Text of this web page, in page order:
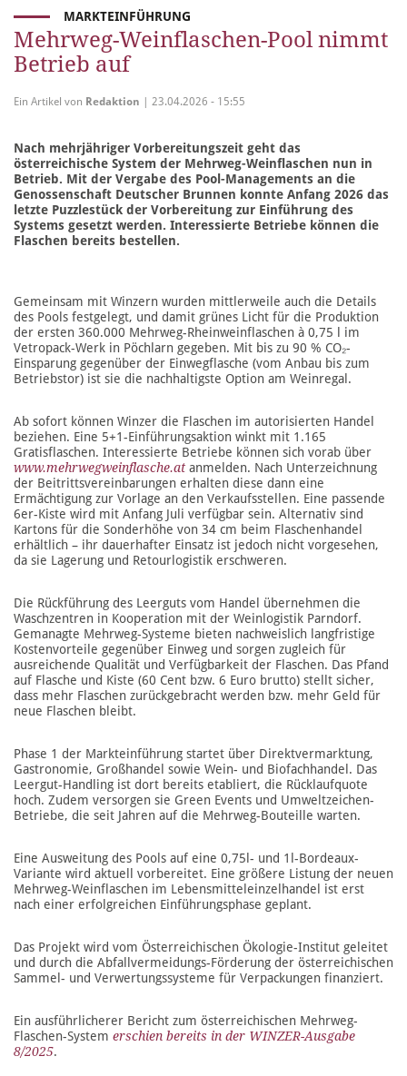
MARKTEINFÜHRUNG
Mehrweg-Weinflaschen-Pool nimmt
Betrieb auf
Ein Artikel von Redaktion | 23.04.2026 - 15:55
Nach mehrjähriger Vorbereitungszeit geht das
österreichische System der Mehrweg-Weinflaschen nun in
Betrieb. Mit der Vergabe des Pool-Managements an die
Genossenschaft Deutscher Brunnen konnte Anfang 2026 das
letzte Puzzlestück der Vorbereitung zur Einführung des
Systems gesetzt werden. Interessierte Betriebe können die
Flaschen bereits bestellen.
Gemeinsam mit Winzern wurden mittlerweile auch die Details
des Pools festgelegt, und damit grünes Licht für die Produktion
der ersten 360.000 Mehrweg-Rheinweinflaschen à 0,75 l im
Vetropack-Werk in Pöchlarn gegeben. Mit bis zu 90 % CO₂-
Einsparung gegenüber der Einwegflasche (vom Anbau bis zum
Betriebstor) ist sie die nachhaltigste Option am Weinregal.
Ab sofort können Winzer die Flaschen im autorisierten Handel
beziehen. Eine 5+1-Einführungsaktion winkt mit 1.165
Gratisflaschen. Interessierte Betriebe können sich vorab über
www.mehrwegweinflasche.at anmelden. Nach Unterzeichnung
der Beitrittsvereinbarungen erhalten diese dann eine
Ermächtigung zur Vorlage an den Verkaufsstellen. Eine passende
6er-Kiste wird mit Anfang Juli verfügbar sein. Alternativ sind
Kartons für die Sonderhöhe von 34 cm beim Flaschenhandel
erhältlich – ihr dauerhafter Einsatz ist jedoch nicht vorgesehen,
da sie Lagerung und Retourlogistik erschweren.
Die Rückführung des Leerguts vom Handel übernehmen die
Waschzentren in Kooperation mit der Weinlogistik Parndorf.
Gemanagte Mehrweg-Systeme bieten nachweislich langfristige
Kostenvorteile gegenüber Einweg und sorgen zugleich für
ausreichende Qualität und Verfügbarkeit der Flaschen. Das Pfand
auf Flasche und Kiste (60 Cent bzw. 6 Euro brutto) stellt sicher,
dass mehr Flaschen zurückgebracht werden bzw. mehr Geld für
neue Flaschen bleibt.
Phase 1 der Markteinführung startet über Direktvermarktung,
Gastronomie, Großhandel sowie Wein- und Biofachhandel. Das
Leergut-Handling ist dort bereits etabliert, die Rücklaufquote
hoch. Zudem versorgen sie Green Events und Umweltzeichen-
Betriebe, die seit Jahren auf die Mehrweg-Bouteille warten.
Eine Ausweitung des Pools auf eine 0,75l- und 1l-Bordeaux-
Variante wird aktuell vorbereitet. Eine größere Listung der neuen
Mehrweg-Weinflaschen im Lebensmittel­einzelhandel ist erst
nach einer erfolgreichen Einführungsphase geplant.
Das Projekt wird vom Österreichischen Ökologie-Institut geleitet
und durch die Abfallvermeidungs-Förderung der österreichischen
Sammel- und Verwertungssysteme für Verpackungen finanziert.
Ein ausführlicherer Bericht zum österreichischen Mehrweg-
Flaschen-System erschien bereits in der WINZER-Ausgabe
8/2025.